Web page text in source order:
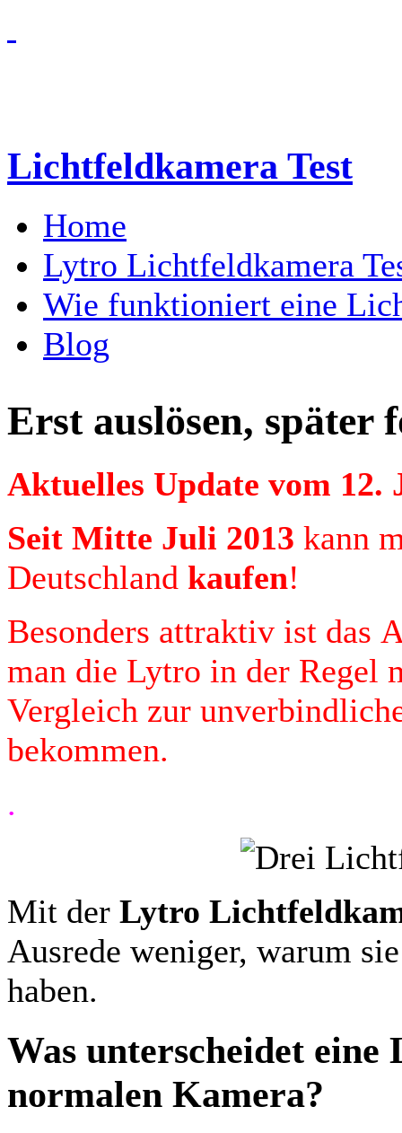
Lichtfeldkamera Test
Home
Lytro Lichtfeldkamera
Wie funktioniert eine
Blog
Erst auslösen, später
Aktuelles Update vom 12.
Seit Mitte Juli 2013 kann
Deutschland kaufen!
Besonders attraktiv ist das
man die Lytro in der Regel
Vergleich zur
bekommen.
.
Mit der Lytro
Ausrede weniger, warum
haben.
Was unterscheidet
normalen Kamera?